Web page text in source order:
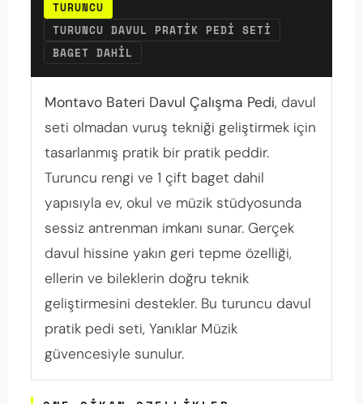
TURUNCU
TURUNCU DAVUL PRATIK PEDI SETI
BAGET DAHIL
Montavo Bateri Davul Çalışma Pedi, davul
seti olmadan vuruş tekniği geliştirmek için
tasarlanmış pratik bir pratik peddir.
Turuncu rengi ve 1 çift baget dahil
yapısıyla ev, okul ve müzik stüdyosunda
sessiz antrenman imkanı sunar. Gerçek
davul hissine yakın geri tepme özelliği,
ellerin ve bileklerin doğru teknik
geliştirmesini destekler. Bu turuncu davul
pratik pedi seti, Yanıklar Müzik
güvencesiyle sunulur.